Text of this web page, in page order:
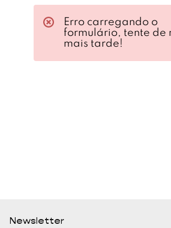
Newsletter
Erro carregando o
formulário, tente de
mais tarde!